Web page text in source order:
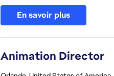
En savoir plus
Animation Director